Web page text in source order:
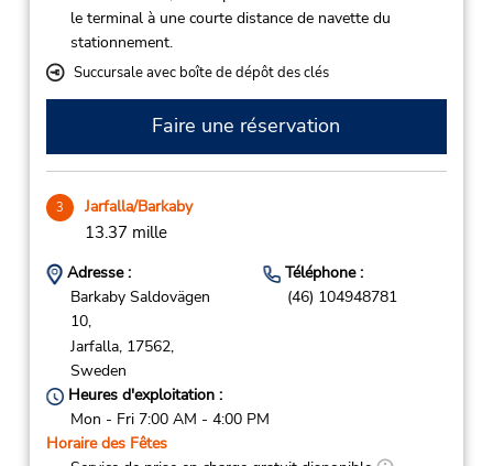
le terminal à une courte distance de navette du
stationnement.
Succursale avec boîte de dépôt des clés
Faire une réservation
3 Jarfalla/Barkaby
13.37 mille
Adresse :
Barkaby Saldovägen
10,
Jarfalla, 17562,
Sweden
Téléphone :
(46) 104948781
Heures d'exploitation :
Mon - Fri 7:00 AM - 4:00 PM
Horaire des Fêtes